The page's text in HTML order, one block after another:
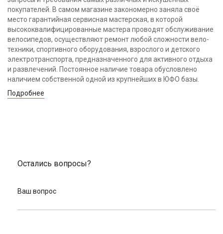
покупателей. В самом магазине закономерно заняла своё
место гарантийная сервисная мастерская, в которой
высококвалифицированные мастера проводят обслуживание
велосипедов, осуществляют ремонт любой сложности вело-
техники, спортивного оборудования, взрослого и детского
электротранспорта, предназначенного для активного отдыха
и развлечений. Постоянное наличие товара обусловлено
наличием собственной одной из крупнейших в ЮФО базы.
Подробнее
Остались вопросы?
Ваш вопрос